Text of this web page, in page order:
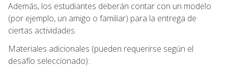
Además, los estudiantes deberán contar con un modelo
(por ejemplo, un amigo o familiar) para la entrega de
ciertas actividades.
Materiales adicionales (pueden requerirse según el
desafío seleccionado):